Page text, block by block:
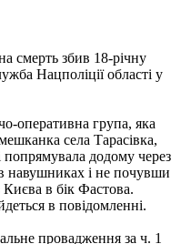
смерть збив 18-річну
Нацполіції області у
оперативна група, яка
села Тарасівка,
попрямувала додому через
навушниках і не почувши
в бік Фастова.
в повідомленні.
провадження за ч. 1